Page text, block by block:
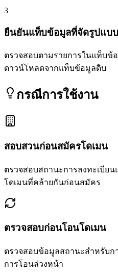
3
ยืนยันแท็บข้อมูลที่จัดรูปแบ
ตรวจสอบตามรายการในแท็บ
ดาวน์โหลดจากแท็บข้อมูลดิบ
กรณีการใช้งาน
สอบสวนก่อนสมัครโดเมน
ตรวจสอบสถานะการลงทะเบีย
โดเมนที่คล้ายกันก่อนสมัคร
ตรวจสอบก่อนโอนโดเมน
ตรวจสอบข้อมูลสถานะสำหรับก
การโอนล่วงหน้า